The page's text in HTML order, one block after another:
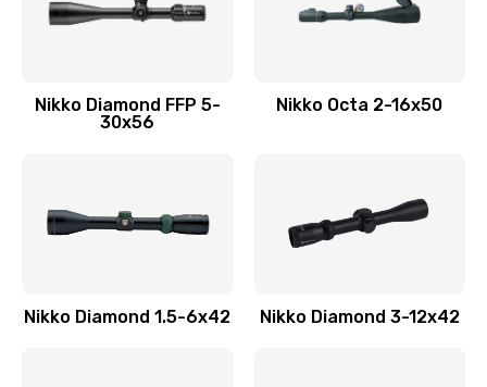
Nikko Diamond FFP 5-
30x56
Nikko Octa 2-16x50
Nikko Diamond 1.5-6x42 Nikko Diamond 3-12x42